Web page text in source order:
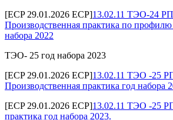
[ECP 29.01.2026 ECP]13.02.11 ТЭО-24
Производственная практика по профилю
набора 2022
ТЭО- 25 год набора 2023
[ECP 29.01.2026 ECP]13.02.11 ТЭО -25
Производственная практика год набора
[ECP 29.01.2026 ECP]13.02.11 ТЭО -25
практика год набора 2023.